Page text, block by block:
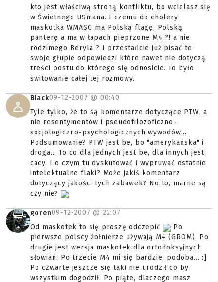
kto jest właściwą stroną konfliktu, bo wcielasz się
w Świetnego USmana. I czemu do cholery
maskotka WMASG ma Polską flagę, Polską
panterę a ma w łapach pieprzone M4 ?! a nie
rodzimego Beryla ? I przestańcie już pisać te
swoje głupie odpowiedzi które nawet nie dotyczą
treści postu do którego się odnosicie. To było
switowanie całej tej rozmowy.
Black09-12-2007 @ 00:40
Tyle tylko, że to są komentarze dotyczące PTW, a
nie resentymentów i pseudofilozoficzno-
socjologiczno-psychologicznych wywodów...
Podsumowanie? PTW jest be, bo "amerykańska" i
droga... To co dla jednych jest be, dla innych jest
cacy. I o czym tu dyskutować i wypruwać ostatnie
intelektualne flaki? Może jakiś komentarz
dotyczący jakości tych zabawek? No to, marne są
czy nie?
goren09-12-2007 @ 22:07
Od maskotek to się proszę odczepić
Po
pierwsze polscy żołnierze używają M4 (GROM). Po
drugie jest wersja maskotek dla ortodoksyjnych
słowian. Po trzecie M4 mi się bardziej podoba... :]
Po czwarte jeszcze się taki nie urodził co by
wszystkim dogodził. Po piąte, dlaczego masz